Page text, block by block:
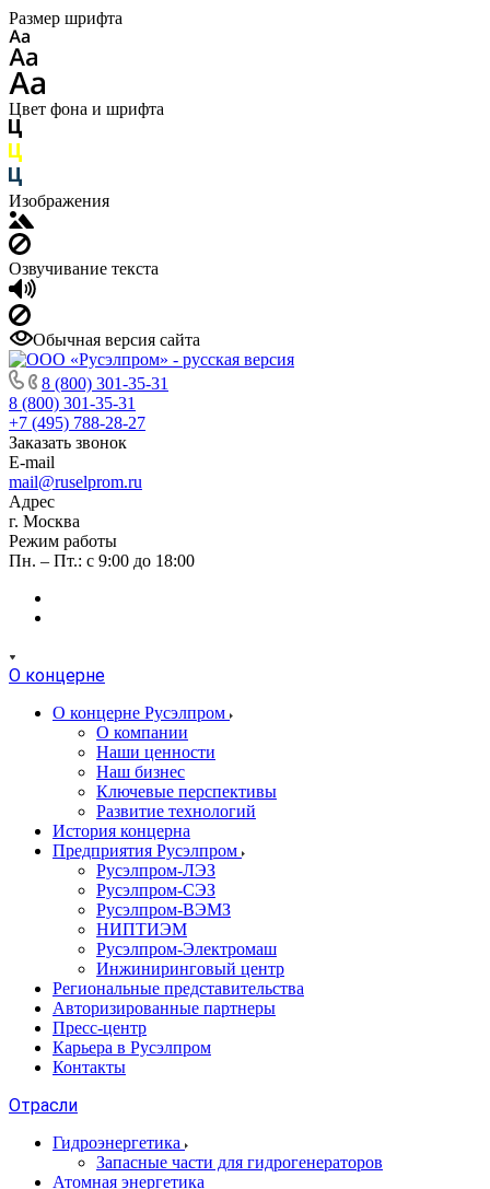
Размер шрифта
Цвет фона и шрифта
Изображения
Озвучивание текста
Обычная версия сайта
8 (800) 301-35-31
8 (800) 301-35-31
+7 (495) 788-28-27
Заказать звонок
E-mail
mail@ruselprom.ru
Адрес
г. Москва
Режим работы
Пн. – Пт.: с 9:00 до 18:00
О концерне
О концерне Русэлпром
О компании
Наши ценности
Наш бизнес
Ключевые перспективы
Развитие технологий
История концерна
Предприятия Русэлпром
Русэлпром-ЛЭЗ
Русэлпром-СЭЗ
Русэлпром-ВЭМЗ
НИПТИЭМ
Русэлпром-Электромаш
Инжиниринговый центр
Региональные представительства
Авторизированные партнеры
Пресс-центр
Карьера в Русэлпром
Контакты
Отрасли
Гидроэнергетика
Запасные части для гидрогенераторов
Атомная энергетика